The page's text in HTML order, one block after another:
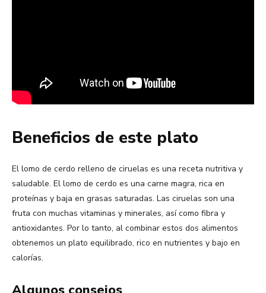
Beneficios de este plato
El lomo de cerdo relleno de ciruelas es una receta nutritiva y
saludable. El lomo de cerdo es una carne magra, rica en
proteínas y baja en grasas saturadas. Las ciruelas son una
fruta con muchas vitaminas y minerales, así como fibra y
antioxidantes. Por lo tanto, al combinar estos dos alimentos
obtenemos un plato equilibrado, rico en nutrientes y bajo en
calorías.